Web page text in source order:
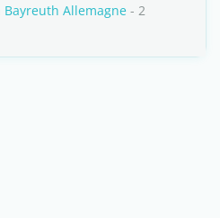
Allemagne - 2